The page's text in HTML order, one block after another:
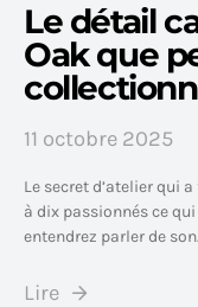
Le détail
Oak que
11 octobre 2025
Le secret d’atelier qui
à dix passionnés ce
entendrez parler de
Lire